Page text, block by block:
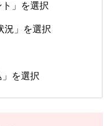
」を選択
況」を選択
を選択